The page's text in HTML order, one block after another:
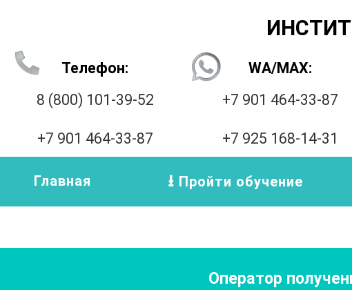
Телефон:
8 (800) 101-39-52
+7 901 464-33-87
WA/MAX:
+7 901 464-33-87
+7 925 168-14-31
Главная Пройти обучение
Оператор